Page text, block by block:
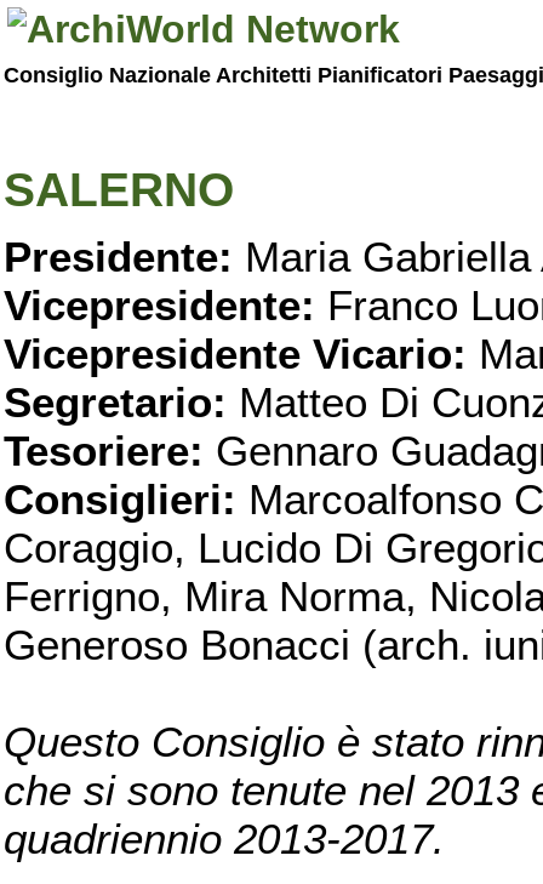
Consiglio Nazionale Architetti Pianificatori
SALERNO
Presidente: Maria Gabriella
Vicepresidente: Franco
Vicepresidente Vicario:
Segretario: Matteo Di
Tesoriere: Gennaro
Consiglieri: Marcoalfonso
Coraggio, Lucido Di
Ferrigno, Mira Norma,
Generoso Bonacci (arch.
Questo Consiglio è stato
che si sono tenute nel 2013
quadriennio 2013-2017.